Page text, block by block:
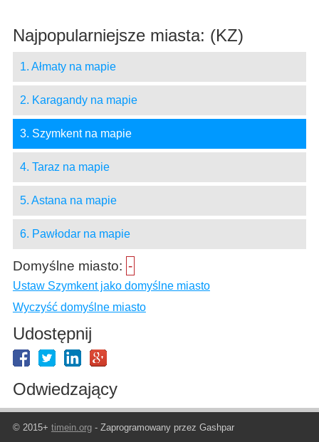
Najpopularniejsze miasta: (KZ)
1. Ałmaty na mapie
2. Karagandy na mapie
3. Szymkent na mapie
4. Taraz na mapie
5. Astana na mapie
6. Pawłodar na mapie
Domyślne miasto: -
Ustaw Szymkent jako domyślne miasto
Wyczyść domyślne miasto
Udostępnij
Odwiedzający
© 2015+ timein.org- Zaprogramowany przez Gashpar